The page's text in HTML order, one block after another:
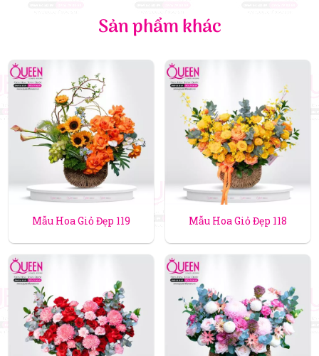
Sản phẩm khác
Mẫu Hoa Giỏ Đẹp 119 Mẫu Hoa Giỏ Đẹp 118